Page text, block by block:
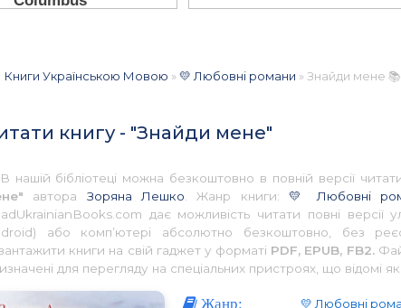
Книги Українською Мовою »💛 Любовні романи » Знайди мене
книгу - "Знайди мене"
В нашій бібліотеці можна безкоштовно в повній версії
автора Зоряна Лешко . Жанр книги:💛 Любовні
дає можливість читати повні
або комп’ютері абсолютно безкоштовно, без
книги на свій гаджет у форматі PDF, EPUB, FB2.
для перегляду на спеціальних пристроях, що відомі
Жанр: 💛 Любовні